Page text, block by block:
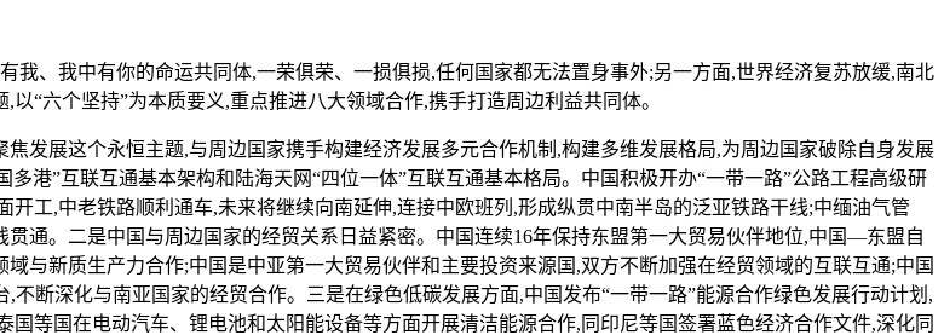
、我中有你的命运共同体,一荣俱荣、一损俱损,任何国家都无法置身事外;另一方面,世界经济复苏放缓,南北
“六个坚持”为本质要义,重点推进八大领域合作,携手打造周边利益共同体。
展这个永恒主题,与周边国家携手构建经济发展多元合作机制,构建多维发展格局,为周边国家破除自身发展
港”互联互通基本架构和陆海天网“四位一体”互联互通基本格局。中国积极开办“一带一路”公路工程高级研
工,中老铁路顺利通车,未来将继续向南延伸,连接中欧班列,形成纵贯中南半岛的泛亚铁路干线;中缅油气管
通。二是中国与周边国家的经贸关系日益紧密。中国连续16年保持东盟第一大贸易伙伴地位,中国—东盟自
与新质生产力合作;中国是中亚第一大贸易伙伴和主要投资来源国,双方不断加强在经贸领域的互联互通;中国
断深化与南亚国家的经贸合作。三是在绿色低碳发展方面,中国发布“一带一路”能源合作绿色发展行动计划,
等国在电动汽车、锂电池和太阳能设备等方面开展清洁能源合作,同印尼等国签署蓝色经济合作文件,深化同